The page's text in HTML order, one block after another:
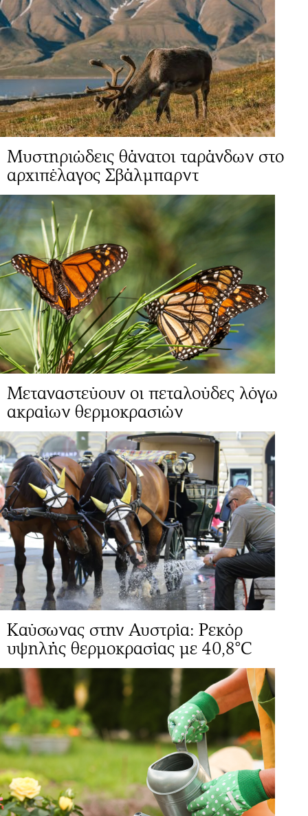
Μυστηριώδεις θάνατοι ταράνδων στο
αρχιπέλαγος Σβάλμπαρντ
Mεταναστεύουν οι πεταλούδες λόγω
ακραίων θερμοκρασιών
Καύσωνας στην Αυστρία: Ρεκόρ
υψηλής θερμοκρασίας με 40,8°C